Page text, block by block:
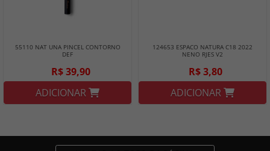
55110 NAT UNA PINCEL CONTORNO
DEF
R$ 39,90
ADICIONAR
124653 ESPACO NATURA C18 2022
NENO RJES V2
R$ 3,80
ADICIONAR